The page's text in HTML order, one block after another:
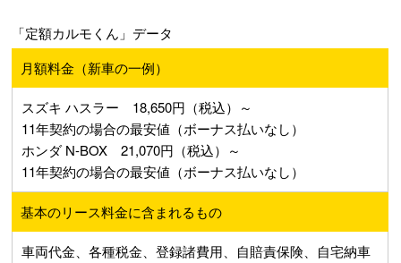
「定額カルモくん」データ
月額料金（新車の一例）
スズキ ハスラー 18,650円（税込）～
11年契約の場合の最安値（ボーナス払いなし）
ホンダ N-BOX 21,070円（税込）～
11年契約の場合の最安値（ボーナス払いなし）
基本のリース料金に含まれるもの
車両代金、各種税金、登録諸費用、自賠責保険、自宅納車